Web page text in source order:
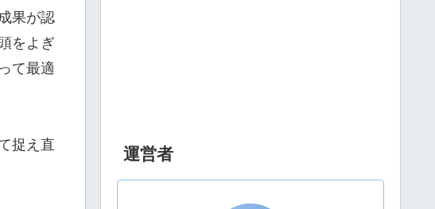
果が認
をよぎ
て最適
捉え直
運営者